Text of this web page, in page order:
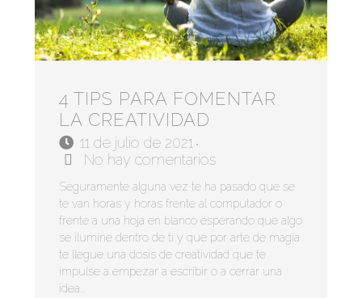
4 TIPS PARA FOMENTAR
LA CREATIVIDAD
11 de julio de 2021 •
No hay comentarios
Seguramente alguna vez te ha pasado que se
te van horas y horas frente al computador o
frente a una hoja en blanco esperando que algo
se ilumine dentro de ti y que por arte de magia
te llegue una dosis de creatividad que te
impulse a empezar a escribir o a cerrar una
idea...